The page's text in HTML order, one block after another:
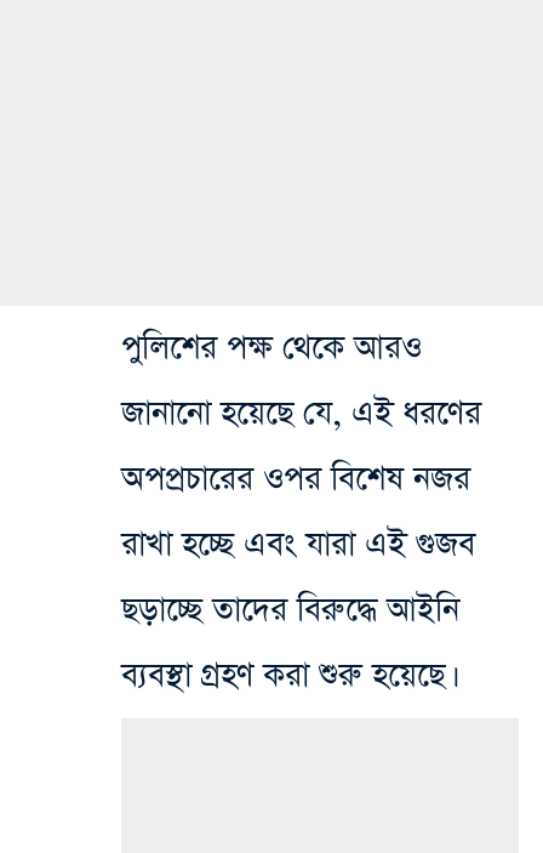
পুলিশের পক্ষ থেকে আরও
জানানো হয়েছে যে, এই ধরণের
অপপ্রচারের ওপর বিশেষ নজর
রাখা হচ্ছে এবং যারা এই গুজব
ছড়াচ্ছে তাদের বিরুদ্ধে আইনি
ব্যবস্থা গ্রহণ করা শুরু হয়েছে।